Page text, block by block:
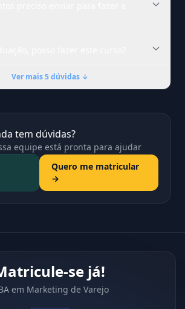
Ver mais 5 dúvidas ↓
tem dúvidas?
equipe está pronta para ajudar
Quero me matricular
→
se já!
em Marketing de Varejo